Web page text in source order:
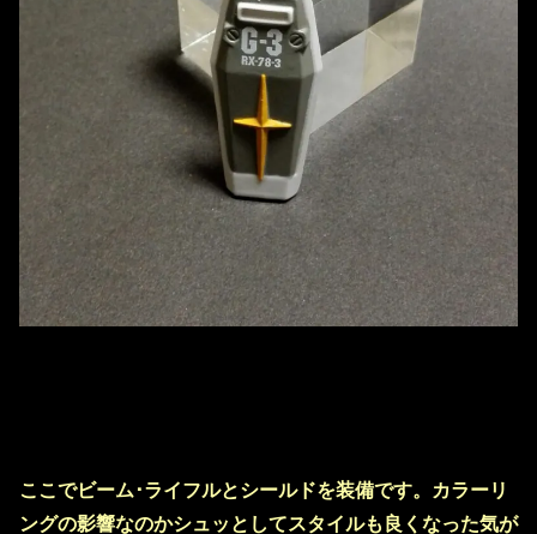
ここでビーム･ライフルとシールドを装備です。カラーリ
ングの影響なのかシュッとしてスタイルも良くなった気が